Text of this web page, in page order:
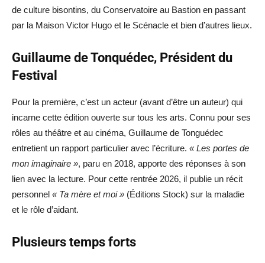
de culture bisontins, du Conservatoire au Bastion en passant
par la Maison Victor Hugo et le Scénacle et bien d’autres lieux.
Guillaume de Tonquédec, Président du
Festival
Pour la première, c’est un acteur (avant d’être un auteur) qui
incarne cette édition ouverte sur tous les arts. Connu pour ses
rôles au théâtre et au cinéma, Guillaume de Tonguédec
entretient un rapport particulier avec l’écriture. « Les portes de
mon imaginaire », paru en 2018, apporte des réponses à son
lien avec la lecture. Pour cette rentrée 2026, il publie un récit
personnel « Ta mère et moi » (Éditions Stock) sur la maladie
et le rôle d’aidant.
Plusieurs temps forts